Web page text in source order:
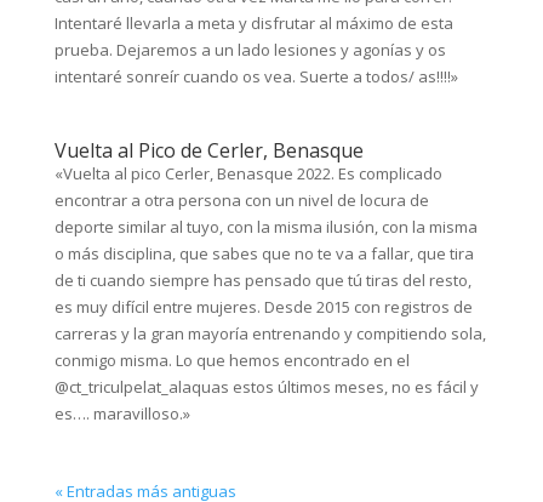
Intentaré llevarla a meta y disfrutar al máximo de esta
prueba. Dejaremos a un lado lesiones y agonías y os
intentaré sonreír cuando os vea. Suerte a todos/ as!!!!»
Vuelta al Pico de Cerler, Benasque
«Vuelta al pico Cerler, Benasque 2022. Es complicado
encontrar a otra persona con un nivel de locura de
deporte similar al tuyo, con la misma ilusión, con la misma
o más disciplina, que sabes que no te va a fallar, que tira
de ti cuando siempre has pensado que tú tiras del resto,
es muy difícil entre mujeres. Desde 2015 con registros de
carreras y la gran mayoría entrenando y compitiendo sola,
conmigo misma. Lo que hemos encontrado en el
@ct_triculpelat_alaquas estos últimos meses, no es fácil y
es…. maravilloso.»
« Entradas más antiguas